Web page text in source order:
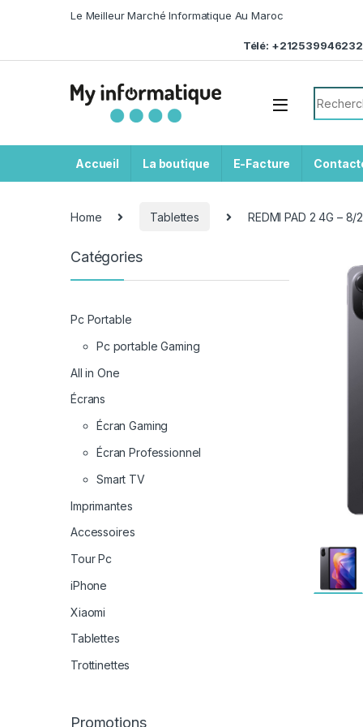
Le Meilleur Marché Informatique Au Maroc
Télé:
Search
Accueil La boutique E-Facture
Home Tablettes REDMI PAD 2 4G – 8/
Catégories
Pc Portable
Pc portable Gaming
All in One
Écrans
Écran Gaming
Écran Professionnel
Smart TV
Imprimantes
Accessoires
Tour Pc
iPhone
Xiaomi
Tablettes
Trottinettes
Promotions